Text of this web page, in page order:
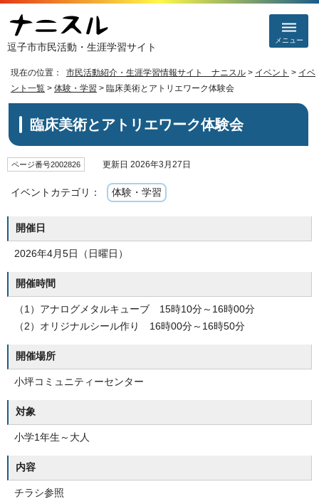
逗子市市民活動・生涯学習サイト
メニュー
現在の位置： 市民活動紹介・生涯学習情報サイト ナニスル > イベント > イベ
ント一覧 > 体験・学習 > 臨床美術とアトリエワーク体験会
臨床美術とアトリエワーク体験会
ページ番号2002826 更新日 2026年3月27日
イベントカテゴリ： 体験・学習
開催日
2026年4月5日（日曜日）
開催時間
（1）アナログメタルキューブ 15時10分～16時00分
（2）オリジナルシール作り 16時00分～16時50分
開催場所
小坪コミュニティーセンター
対象
小学1年生～大人
内容
チラシ参照